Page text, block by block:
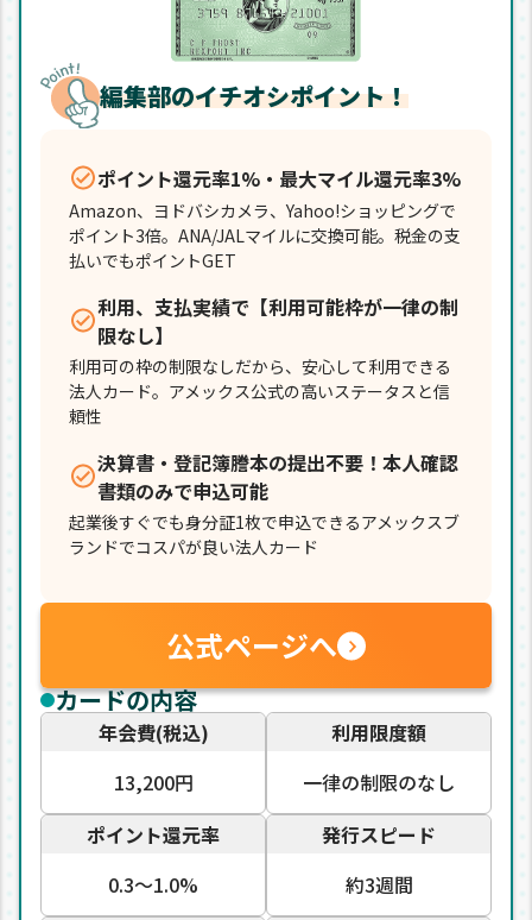
編集部のイチオシポイント！
ポイント還元率1%・最大マイル還元率3%
Amazon、ヨドバシカメラ、Yahoo!ショッピングで
ポイント3倍。ANA/JALマイルに交換可能。税金の支
払いでもポイントGET
利用、支払実績で【利用可能枠が一律の制
限なし】
利用可の枠の制限なしだから、安心して利用できる
法人カード。アメックス公式の高いステータスと信
頼性
決算書・登記簿謄本の提出不要！本人確認
書類のみで申込可能
起業後すぐでも身分証1枚で申込できるアメックスブ
ランドでコスパが良い法人カード
公式ページへ
カードの内容
年会費(税込)
13,200円
利用限度額
一律の制限のなし
ポイント還元率
0.3〜1.0%
発行スピード
約3週間